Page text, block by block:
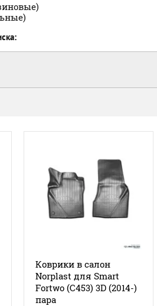
Коврики в салон
Norplast для Smart
Fortwo (С453) 3D (2014-)
пара